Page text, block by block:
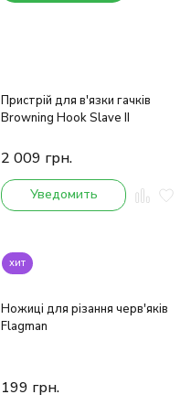
Пристрій для в'язки гачків
Browning Hook Slave II
2 009 грн.
Уведомить
хит
Ножиці для різання черв'яків
Flagman
199 грн.